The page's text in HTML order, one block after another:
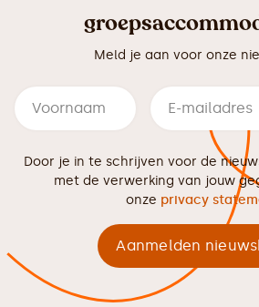
Meld je aan voor onze
Door je in te schrijven voor de
met de verwerking van jouw
onze privacy